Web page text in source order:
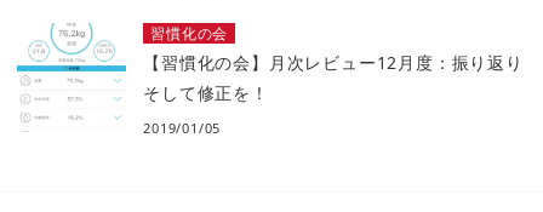
習慣化の会
【習慣化の会】月次レビュー12月度：振り返り
そして修正を！
2019/01/05